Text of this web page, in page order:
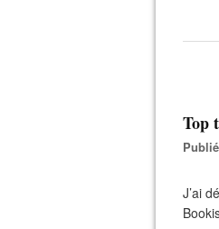
Top
J’ai